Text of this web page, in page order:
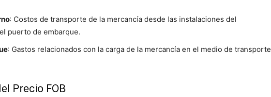
: Costos de transporte de la mercancía desde las instalaciones del
puerto de embarque.
: Gastos relacionados con la carga de la mercancía en el medio de transporte
Precio FOB